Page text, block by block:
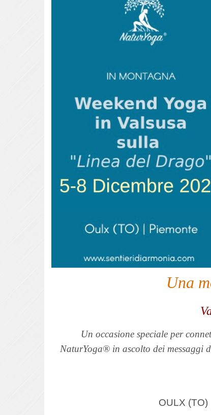
Una
Un occasione speciale per
NaturYoga® in ascolto dei messaggi
OULX (TO)